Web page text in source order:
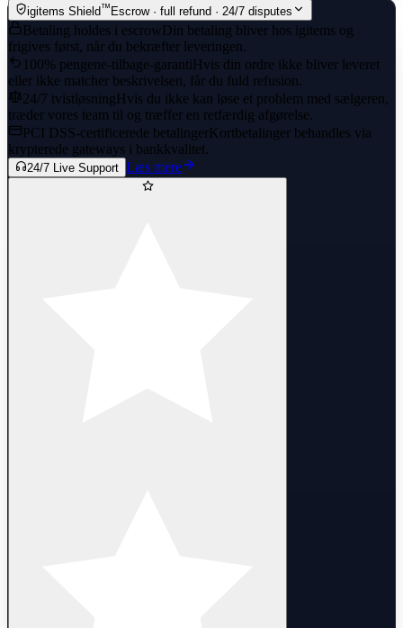
igitems Shield™ Escrow · full refund · 24/7 disputes
Betaling holdes i escrowDin betaling bliver hos igitems og
frigives først, når du bekræfter leveringen.
100% pengene-tilbage-garantiHvis din ordre ikke bliver leveret
eller ikke matcher beskrivelsen, får du fuld refusion.
24/7 tvistløsningHvis du ikke kan løse et problem med sælgeren,
træder vores team til og træffer en retfærdig afgørelse.
PCI DSS-certificerede betalingerKortbetalinger behandles via
krypterede gateways i bankkvalitet.
24/7 Live Support Læs mere